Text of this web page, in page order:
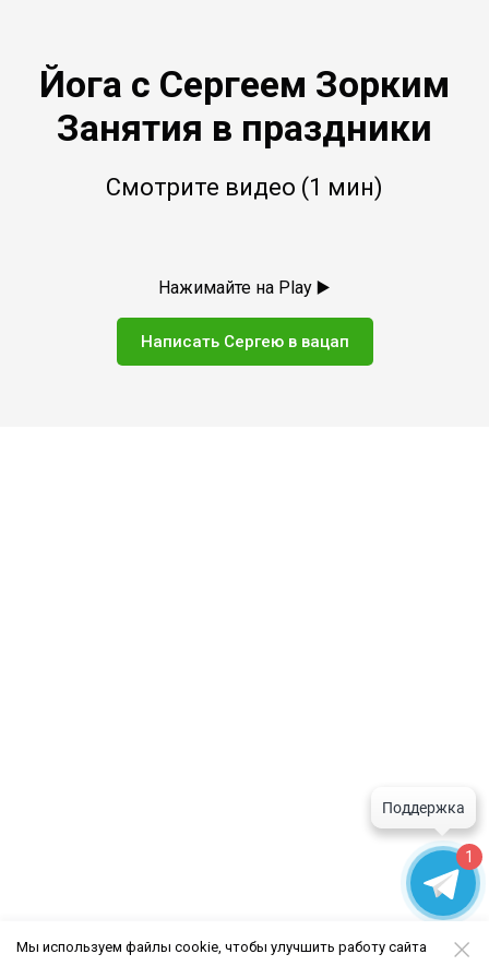
Йога с Сергеем Зорким
Занятия в праздники
Смотрите видео (1 мин)
Нажимайте на Play ▶️
Написать Сергею в вацап
1
Мы используем файлы cookie, чтобы улучшить работу сайта